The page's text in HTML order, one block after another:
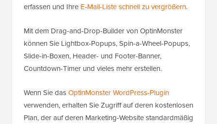
erfassen und Ihre E-Mail-Liste schnell zu vergrößern.
Mit dem Drag-and-Drop-Builder von OptinMonster
können Sie Lightbox-Popups, Spin-a-Wheel-Popups,
Slide-in-Boxen, Header- und Footer-Banner,
Countdown-Timer und vieles mehr erstellen.
Wenn Sie dasOptinMonster WordPress-Plugin
verwenden, erhalten Sie Zugriff auf deren kostenlosen
Plan, der auf deren Marketing-Website standardmäßig